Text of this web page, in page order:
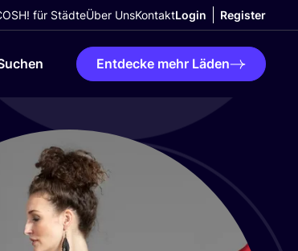
für StädteÜber UnsKontaktLogin Register
Entdecke mehr Läden